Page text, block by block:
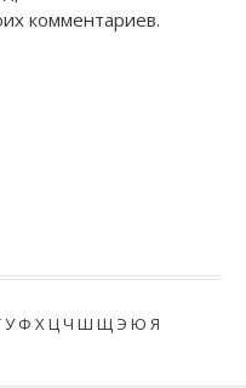
комментариев.
У Ф ХЦЧ Ш Щ Э Ю Я